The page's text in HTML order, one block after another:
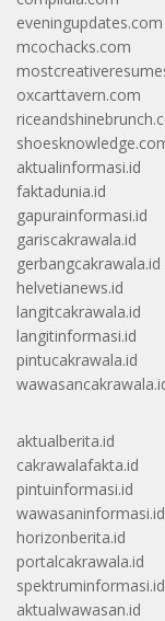
eveningupdates.com
mcochacks.com
oxcarttavern.com
aktualinformasi.id
faktadunia.id
gapurainformasi.id
gariscakrawala.id
gerbangcakrawala.id
helvetianews.id
langitcakrawala.id
langitinformasi.id
pintucakrawala.id
aktualberita.id
cakrawalafakta.id
pintuinformasi.id
wawasaninformasi.id
horizonberita.id
portalcakrawala.id
spektruminformasi.id
aktualwawasan.id